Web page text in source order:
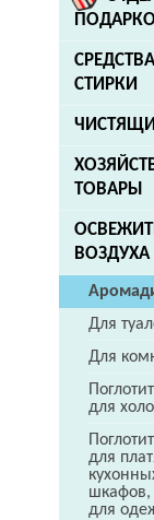
СТИРКИ
ТОВАРЫ
ВОЗДУХА
Для
Для
для
для
шкафов,
для